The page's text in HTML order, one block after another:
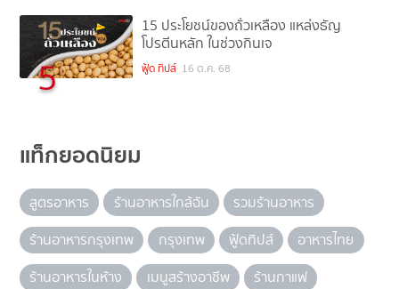
5
15 ประโยชน์ของถั่วเหลือง แหล่งธัญ
โปรตีนหลัก ในช่วงกินเจ
ฟู้ด ทิปส์ 16 ต.ค. 68
แท็กยอดนิยม
สูตรอาหาร ร้านอาหารใกล้ฉัน
รวมร้านอาหาร
ร้านอาหารกรุงเทพ
กรุงเทพ ฟู้ดทิปส์
อาหารไทย
ร้านอาหารในห้าง
เมนูสร้างอาชีพ ร้านกาแฟ